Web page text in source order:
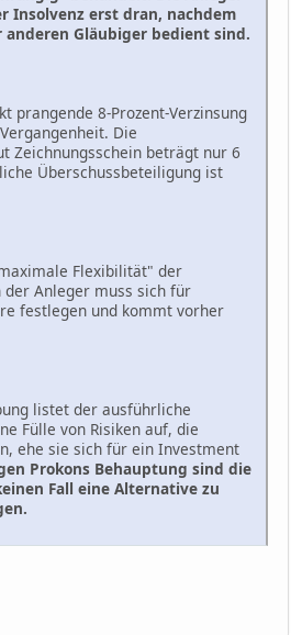
Insolvenz erst dran, nachdem
anderen Gläubiger bedient sind.
prangende 8-Prozent-Verzinsung
Die
Zeichnungsschein beträgt nur 6
Überschussbeteiligung ist
Flexibilität" der
der Anleger muss sich für
festlegen und kommt vorher
listet der ausführliche
Fülle von Risiken auf, die
ehe sie sich für ein Investment
Prokons Behauptung sind die
Fall eine Alternative zu